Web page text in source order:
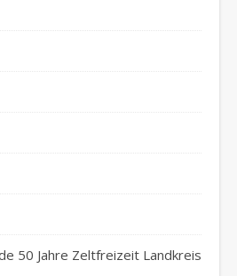
50 Jahre Zeltfreizeit Landkreis